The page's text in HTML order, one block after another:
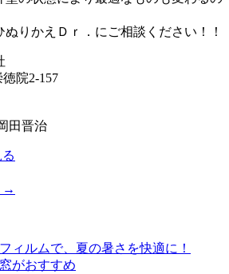
りかえＤｒ．にご相談ください！！
院2-157
田晋治
→
ィルムで、夏の暑さを快適に！
がおすすめ